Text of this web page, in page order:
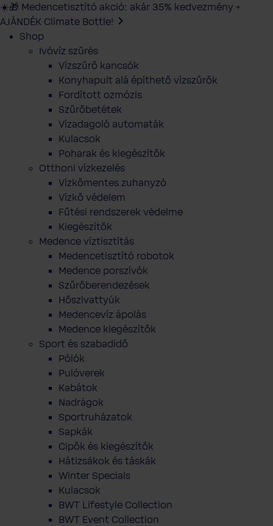
☀️🎁 Medencetisztító akció: akár 35% kedvezmény +
AJÁNDÉK Climate Bottle!
Shop
Ivóvíz szűrés
Vízszűrő kancsók
Konyhapult alá építhető vízszűrők
Fordított ozmózis
Szűrőbetétek
Vízadagoló automaták
Kulacsok
Poharak és kiegészítők
Otthoni vízkezelés
Vízkőmentes zuhanyzó
Vízkő védelem
Fűtési rendszerek védelme
Kiegészítők
Medence víztisztítás
Medencetisztító robotok
Medence porszívók
Szűrőberendezések
Hőszivattyúk
Medencevíz ápolás
Medence kiegészítők
Sport és szabadidő
Pólók
Pulóverek
Kabátok
Nadrágok
Sportruházatok
Sapkák
Cipők és kiegészítők
Hátizsákok és táskák
Winter Specials
Kulacsok
BWT Lifestyle Collection
BWT Event Collection